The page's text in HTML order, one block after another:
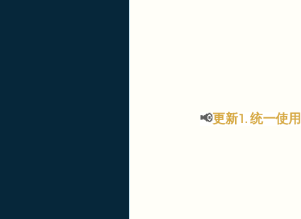
📢更新1. 统一使